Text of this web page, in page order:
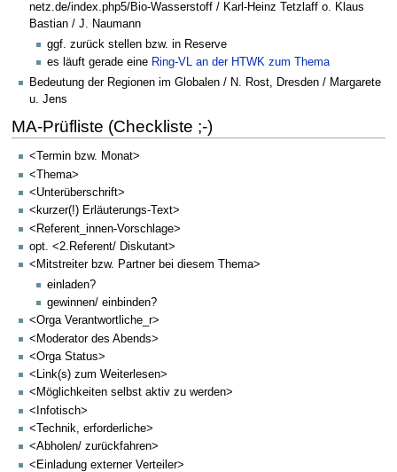
netz.de/index.php5/Bio-Wasserstoff / Karl-Heinz Tetzlaff o. Klaus
Bastian / J. Naumann
ggf. zurück stellen bzw. in Reserve
es läuft gerade eine Ring-VL an der HTWK zum Thema
Bedeutung der Regionen im Globalen / N. Rost, Dresden / Margarete
u. Jens
MA-Prüfliste (Checkliste ;-)
<Termin bzw. Monat>
<Thema>
<Unterüberschrift>
<kurzer(!) Erläuterungs-Text>
<Referent_innen-Vorschlage>
opt. <2.Referent/ Diskutant>
<Mitstreiter bzw. Partner bei diesem Thema>
einladen?
gewinnen/ einbinden?
<Orga Verantwortliche_r>
<Moderator des Abends>
<Orga Status>
<Link(s) zum Weiterlesen>
<Möglichkeiten selbst aktiv zu werden>
<Infotisch>
<Technik, erforderliche>
<Abholen/ zurückfahren>
<Einladung externer Verteiler>